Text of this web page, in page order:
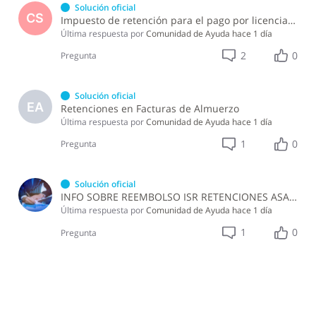
CS
Solución oficial
Impuesto de retención para el pago por licencia de software y soporte de software ?
Última respuesta porComunidad de Ayuda hace 1 día
Pregunta
2 0
EA
Solución oficial
Retenciones en Facturas de Almuerzo
Última respuesta porComunidad de Ayuda hace 1 día
Pregunta
1 0
Solución oficial
INFO SOBRE REEMBOLSO ISR RETENCIONES ASALARIADOS
Última respuesta porComunidad de Ayuda hace 1 día
Pregunta
1 0